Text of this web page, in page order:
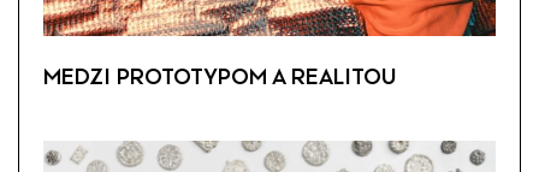
MEDZI PROTOTYPOM A REALITOU